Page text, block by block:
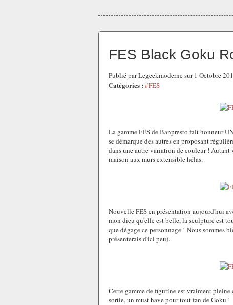
FES Black Goku
Publié par Legeekmoderne sur 1 Octobre
Catégories : #FES
La gamme FES de Banpresto fait honneur
se démarque des autres en proposant
dans une autre variation de couleur ! Autant
maison aux murs extensible hélas.
Nouvelle FES en présentation aujourd'hui
mon dieu qu'elle est belle, la sculpture est
que dégage ce personnage ! Nous sommes
présenterais d'ici peu).
Cette gamme de figurine est vraiment
sortie, un must have pour tout fan de Goku !